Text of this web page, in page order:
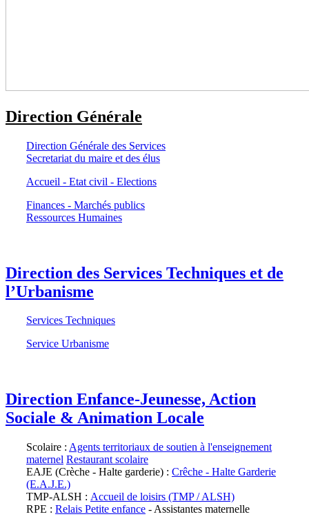
Direction Générale
Direction Générale des Services
Secretariat du maire et des élus
Accueil - Etat civil - Elections
Finances - Marchés publics
Ressources Humaines
Direction des Services Techniques et de
l’Urbanisme
Services Techniques
Service Urbanisme
Direction Enfance-Jeunesse, Action
Sociale & Animation Locale
Scolaire : Agents territoriaux de soutien à l'enseignement
maternel Restaurant scolaire
EAJE (Crèche - Halte garderie) : Crêche - Halte Garderie
(E.A.J.E.)
TMP-ALSH : Accueil de loisirs (TMP / ALSH)
RPE : Relais Petite enfance - Assistantes maternelle